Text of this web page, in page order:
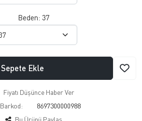
Beden: 37
Sepete Ekle
Fiyatı Düşünce Haber Ver
Barkod:
8697300000988
Bu Ürünü Paylaş